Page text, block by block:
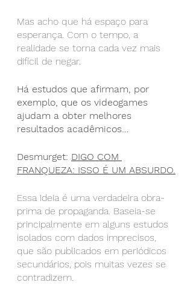
Mas acho que há espaço para
esperança. Com o tempo, a
realidade se torna cada vez mais
difícil de negar.
Há estudos que afirmam, por
exemplo, que os videogames
ajudam a obter melhores
resultados acadêmicos…
Desmurget: DIGO COM
FRANQUEZA: ISSO É UM ABSURDO.
Essa ideia é uma verdadeira obra-
prima de propaganda. Baseia-se
principalmente em alguns estudos
isolados com dados imprecisos,
que são publicados em periódicos
secundários, pois muitas vezes se
contradizem.